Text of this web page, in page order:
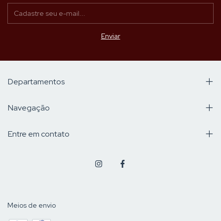
Departamentos
Navegação
Entre em contato
Meios de envio